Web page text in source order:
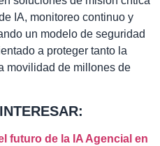
IA, monitoreo continuo y
un modelo de seguridad
a proteger tanto la
movilidad de millones de
futuro de la IA Agencial en